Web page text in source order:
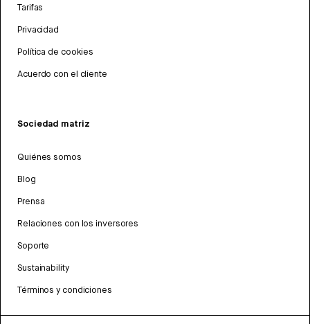
Tarifas
Privacidad
Política de cookies
Acuerdo con el cliente
Sociedad matriz
Quiénes somos
Blog
Prensa
Relaciones con los inversores
Soporte
Sustainability
Términos y condiciones